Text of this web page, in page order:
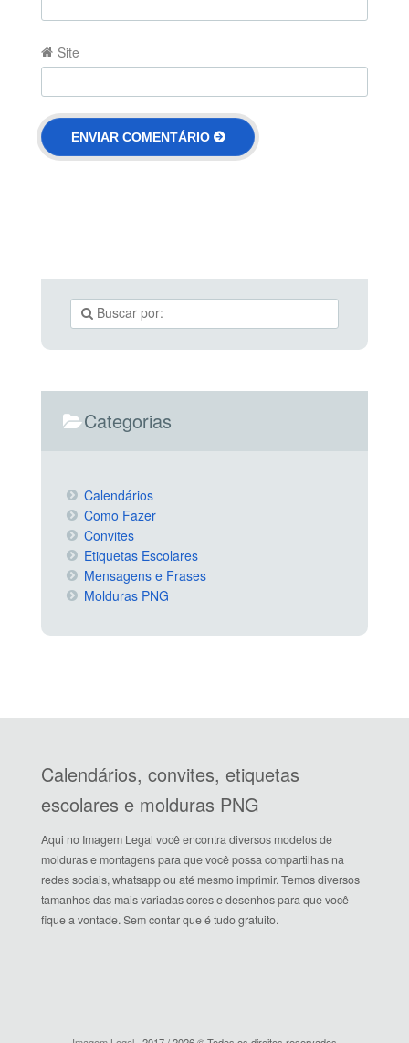
Site
Categorias
Calendários
Como Fazer
Convites
Etiquetas Escolares
Mensagens e Frases
Molduras PNG
Calendários, convites, etiquetas
escolares e molduras PNG
Aqui no Imagem Legal você encontra diversos modelos de
molduras e montagens para que você possa compartilhas na
redes sociais, whatsapp ou até mesmo imprimir. Temos diversos
tamanhos das mais variadas cores e desenhos para que você
fique a vontade. Sem contar que é tudo gratuito.